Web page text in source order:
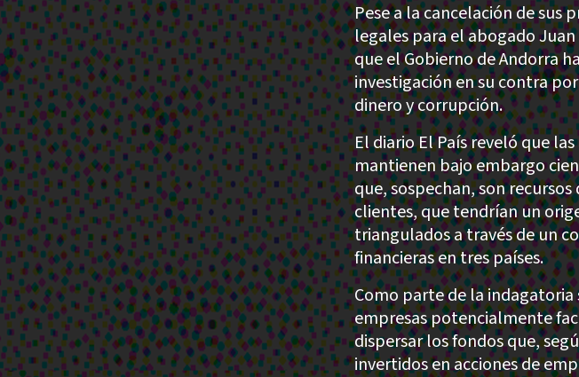
Pese a la cancelación de sus
legales para el abogado
que el Gobierno de Andorra
investigación en su contra
dinero y corrupción.
El diario El País reveló que
mantienen bajo embargo
que, sospechan, son
clientes, que tendrían un
triangulados a través de un
financieras en tres países.
Como parte de la indagatoria
empresas potencialmente
dispersar los fondos que,
invertidos en acciones de